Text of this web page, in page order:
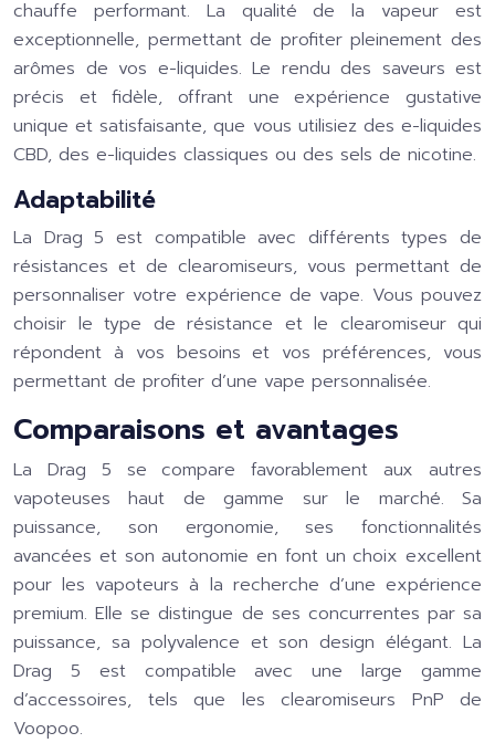
chauffe performant. La qualité de la vapeur est
exceptionnelle, permettant de profiter pleinement des
arômes de vos e-liquides. Le rendu des saveurs est
précis et fidèle, offrant une expérience gustative
unique et satisfaisante, que vous utilisiez des e-liquides
CBD, des e-liquides classiques ou des sels de nicotine.
Adaptabilité
La Drag 5 est compatible avec différents types de
résistances et de clearomiseurs, vous permettant de
personnaliser votre expérience de vape. Vous pouvez
choisir le type de résistance et le clearomiseur qui
répondent à vos besoins et vos préférences, vous
permettant de profiter d’une vape personnalisée.
Comparaisons et avantages
La Drag 5 se compare favorablement aux autres
vapoteuses haut de gamme sur le marché. Sa
puissance, son ergonomie, ses fonctionnalités
avancées et son autonomie en font un choix excellent
pour les vapoteurs à la recherche d’une expérience
premium. Elle se distingue de ses concurrentes par sa
puissance, sa polyvalence et son design élégant. La
Drag 5 est compatible avec une large gamme
d’accessoires, tels que les clearomiseurs PnP de
Voopoo.